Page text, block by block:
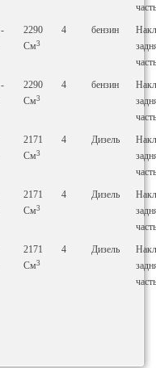
часть
-
2290
См3
4 бензин
часть
-
2290
См3
4 бензин
часть
2171
См3
4 Дизель
часть
2171
См3
4 Дизель
часть
2171
См3
4 Дизель
часть